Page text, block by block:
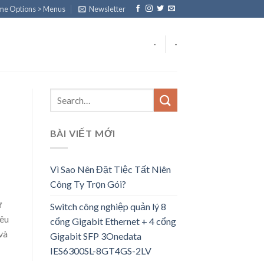
Options > Menus Newsletter
- -
BÀI VIẾT MỚI
Vì Sao Nên Đặt Tiệc Tất Niên
Công Ty Trọn Gói?
Switch công nghiệp quản lý 8
cổng Gigabit Ethernet + 4 cổng
Gigabit SFP 3Onedata
IES6300SL-8GT4GS-2LV